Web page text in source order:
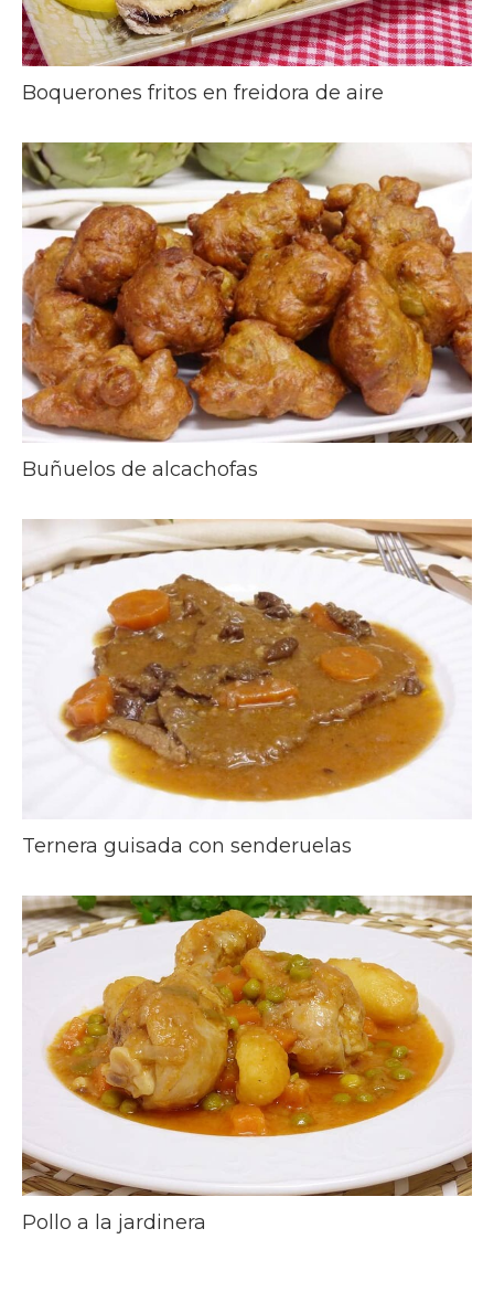
Boquerones fritos en freidora de aire
Buñuelos de alcachofas
Ternera guisada con senderuelas
Pollo a la jardinera